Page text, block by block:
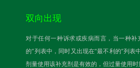
双向出现
对于任何一种诉求或疾病而言，当一种补
的”列表中，同时又出现在“最不利的”列表
剂量使用该补充剂是有效的，但过量使用时